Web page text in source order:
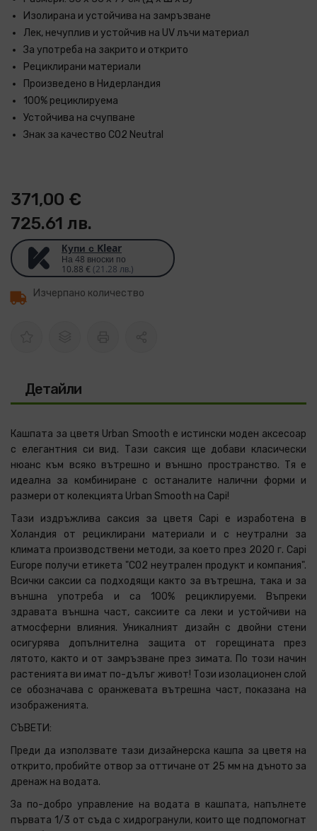
Изолирана и устойчива на замръзване
Лек, нечуплив и устойчив на UV лъчи материал
За употреба на закрито и открито
Рециклирани материали
Произведено в Нидерландия
100% рециклируема
Устойчива на счупване
Знак за качество CO2 Neutral
371,00 €
725.61 лв.
Купи с Klear
На 48 вноски по
10.88 €(21.28 лв.)
Изчерпано количество
Детайли
Кашпата за цветя Urban Smooth е истински моден аксесоар
с елегантния си вид. Тази саксия ще добави класически
нюанс към всяко вътрешно и външно пространство. Тя е
идеална за комбиниране с останалите налични форми и
размери от колекцията Urban Smooth на Capi!
Тази издръжлива саксия за цветя Capi е изработена в
Холандия от рециклирани материали и с неутрални за
климата производствени методи, за което през 2020 г. Capi
Europe получи етикета "CO2 неутрален продукт и компания".
Всички саксии са подходящи както за вътрешна, така и за
външна употреба и са 100% рециклируеми. Въпреки
здравата външна част, саксиите са леки и устойчиви на
атмосферни влияния. Уникалният дизайн с двойни стени
осигурява допълнителна защита от горещината през
лятото, както и от замръзване през зимата. По този начин
растенията ви имат по-дълъг живот! Този изолационен слой
се обозначава с оранжевата вътрешна част, показана на
изображенията.
СЪВЕТИ:
Преди да използвате тази дизайнерска кашпа за цветя на
открито, пробийте отвор за оттичане от 25 мм на дъното за
дренаж на водата.
За по-добро управление на водата в кашпата, напълнете
първата 1/3 от съда с хидрогранули, които ще подпомогнат